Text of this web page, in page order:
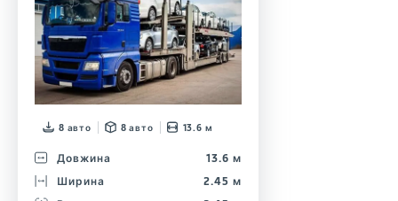
8 авто 8 авто 13.6 м
Довжина
13.6 м
Ширина
2.45 м